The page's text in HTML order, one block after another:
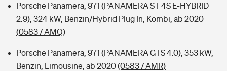
Porsche Panamera, 971 (PANAMERA ST 4S E-HYBRID
2.9), 324 kW, Benzin/Hybrid Plug In, Kombi, ab 2020
(0583 / AMQ)
Porsche Panamera, 971 (PANAMERA GTS 4.0), 353 kW,
Benzin, Limousine, ab 2020(0583 / AMR)